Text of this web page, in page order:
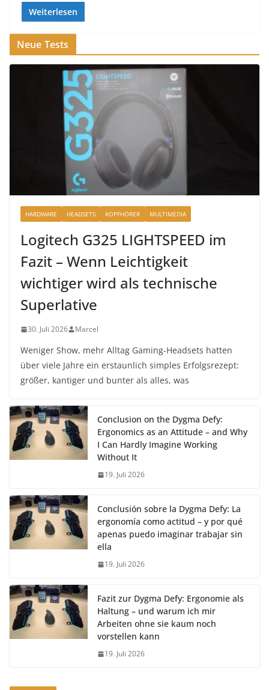
Weiterlesen
Neue Tests
HARDWARE HEADSETS KOPFHÖRER MULTIMEDIA
Logitech G325 LIGHTSPEED im
Fazit – Wenn Leichtigkeit
wichtiger wird als technische
Superlative
30. Juli 2026 Marcel
Weniger Show, mehr Alltag Gaming-Headsets hatten
über viele Jahre ein erstaunlich simples Erfolgsrezept:
größer, kantiger und bunter als alles, was
Conclusion on the Dygma Defy:
Ergonomics as an Attitude – and Why
I Can Hardly Imagine Working
Without It
19. Juli 2026
Conclusión sobre la Dygma Defy: La
ergonomía como actitud – y por qué
apenas puedo imaginar trabajar sin
ella
19. Juli 2026
Fazit zur Dygma Defy: Ergonomie als
Haltung – und warum ich mir
Arbeiten ohne sie kaum noch
vorstellen kann
19. Juli 2026